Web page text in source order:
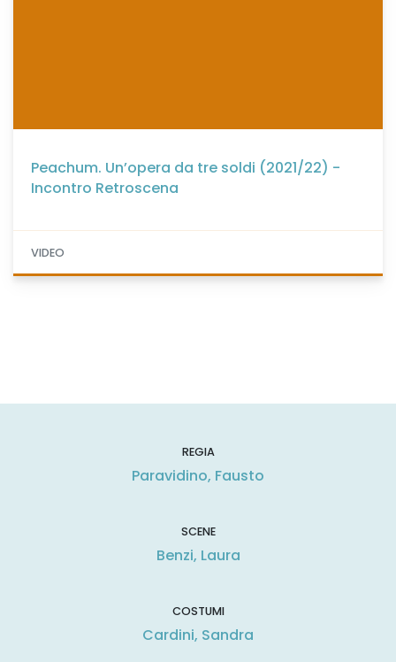
Peachum. Un’opera da tre soldi (2021/22) -
Incontro Retroscena
VIDEO
REGIA
Paravidino, Fausto
SCENE
Benzi, Laura
COSTUMI
Cardini, Sandra